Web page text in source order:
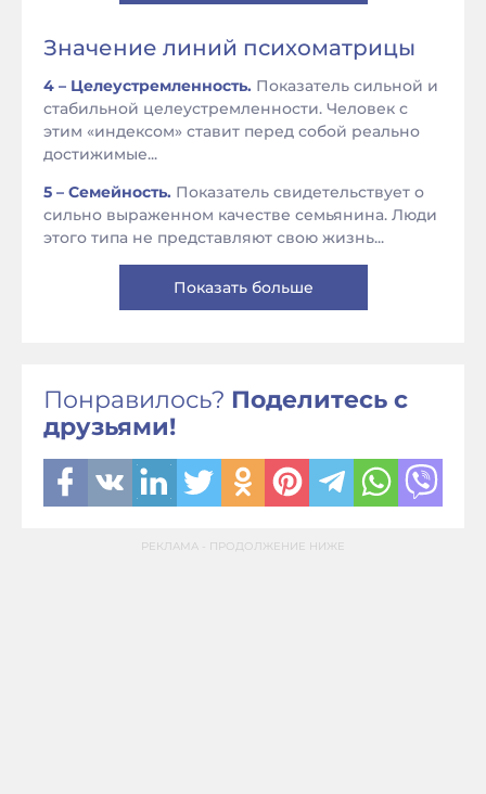
Значение линий психоматрицы
4 – Целеустремленность. Показатель сильной и
стабильной целеустремленности. Человек с
этим «индексом» ставит перед собой реально
достижимые...
5 – Семейность. Показатель свидетельствует о
сильно выраженном качестве семьянина. Люди
этого типа не представляют свою жизнь...
Показать больше
Понравилось? Поделитесь с
друзьями!
РЕКЛАМА - ПРОДОЛЖЕНИЕ НИЖЕ